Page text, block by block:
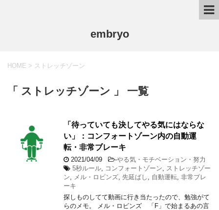
embryo
HOME > ストレッチゾーン
「 ストレッチゾーン 」 一覧
「待っていても決してやる気にはならな
い」：コンフォートゾーン内の自動運
転・非常ブレーキ
2021/04/09 -やる気・モチベーション・努力
5秒ルール
コンフォートゾーン
ストレッチゾー
ン
メル・ロビンズ 先延ばし 自動運転 非常ブレ
ーキ
探しものしてて動画に行き当たったので、勉強がて
らのメモ。 メル・ロビンズ 「F」で始まるあの言